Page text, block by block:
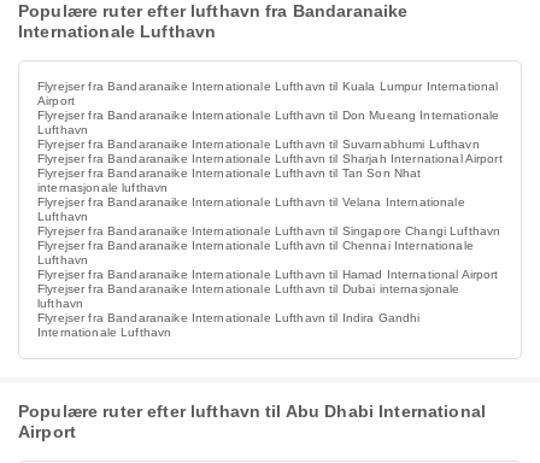
Populære ruter efter lufthavn fra Bandaranaike
Internationale Lufthavn
Flyrejser fra Bandaranaike Internationale Lufthavn til Kuala Lumpur International
Airport
Flyrejser fra Bandaranaike Internationale Lufthavn til Don Mueang Internationale
Lufthavn
Flyrejser fra Bandaranaike Internationale Lufthavn til Suvarnabhumi Lufthavn
Flyrejser fra Bandaranaike Internationale Lufthavn til Sharjah International Airport
Flyrejser fra Bandaranaike Internationale Lufthavn til Tan Son Nhat
internasjonale lufthavn
Flyrejser fra Bandaranaike Internationale Lufthavn til Velana Internationale
Lufthavn
Flyrejser fra Bandaranaike Internationale Lufthavn til Singapore Changi Lufthavn
Flyrejser fra Bandaranaike Internationale Lufthavn til Chennai Internationale
Lufthavn
Flyrejser fra Bandaranaike Internationale Lufthavn til Hamad International Airport
Flyrejser fra Bandaranaike Internationale Lufthavn til Dubai internasjonale
lufthavn
Flyrejser fra Bandaranaike Internationale Lufthavn til Indira Gandhi
Internationale Lufthavn
Populære ruter efter lufthavn til Abu Dhabi International
Airport